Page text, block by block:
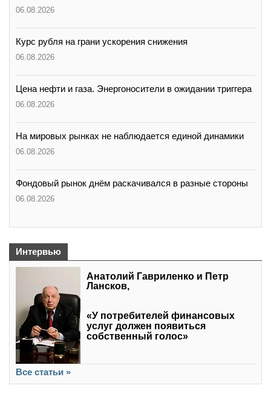
06.08.2026
Курс рубля на грани ускорения снижения
06.08.2026
Цена нефти и газа. Энергоносители в ожидании триггера
06.08.2026
На мировых рынках не наблюдается единой динамики
06.08.2026
Фондовый рынок днём раскачивался в разные стороны
06.08.2026
Интервью
Анатолий Гавриленко и Петр
Лансков,
«У потребителей финансовых
услуг должен появиться
собственный голос»
Все статьи »